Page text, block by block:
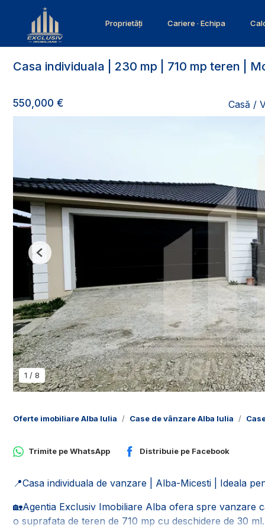
Proprietăți Cariere · Echipa
Casa individuala | 230 mp | 710 mp teren |
550,000 € Casă /
1 / 8
Previous
Oferte imobiliare Alba Iulia Case de vânzare Alba Iulia
Trimite peWhatsApp Distribuie pe Facebook
📍Casa individuala de vanzare | Alba-Micesti | Ideala
🏡Agentia Exclusiv Imobiliare Alba ofera spre vanzare
o suprafata de teren de 710 mp cu deschidere de 30 ml.